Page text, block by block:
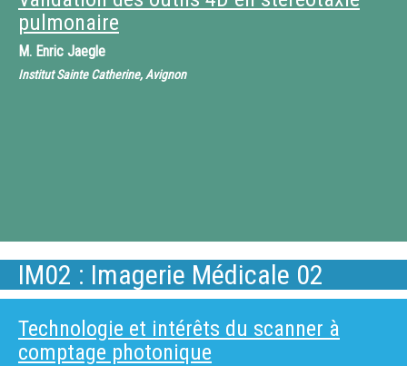
pulmonaire
M. Enric Jaegle
Institut Sainte Catherine, Avignon
IM02 : Imagerie Médicale 02
Technologie et intérêts du scanner à
comptage photonique